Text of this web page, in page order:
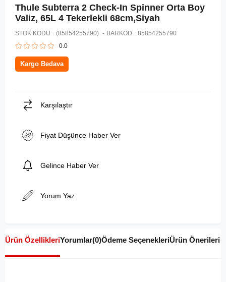
Thule Subterra 2 Check-In Spinner Orta Boy
Valiz, 65L 4 Tekerlekli 68cm,Siyah
STOK KODU (85854255790) BARKOD : 85854255790
0.0
Kargo Bedava
Karşılaştır
Fiyat Düşünce Haber Ver
Gelince Haber Ver
Yorum Yaz
Ürün ÖzellikleriYorumlar(0)Ödeme SeçenekleriÜrün Önerileri